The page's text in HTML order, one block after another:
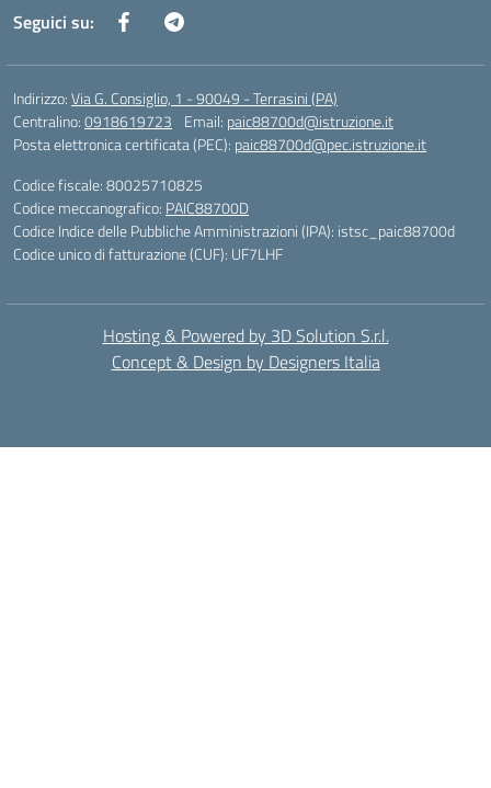
Seguici su:
Indirizzo:Via G. Consiglio, 1 - 90049 - Terrasini (PA)
Centralino:0918619723 Email: paic88700d@istruzione.it
Posta elettronica certificata (PEC): paic88700d@pec.istruzione.it
Codice fiscale: 80025710825
Codice meccanografico: PAIC88700D
Codice Indice delle Pubbliche Amministrazioni (IPA): istsc_paic88700d
Codice unico di fatturazione (CUF): UF7LHF
Hosting & Powered by 3D Solution S.r.l.
Concept & Design by Designers Italia